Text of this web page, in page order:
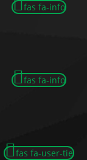
fas fa-info
fas fa-info
fas fa-user-tie